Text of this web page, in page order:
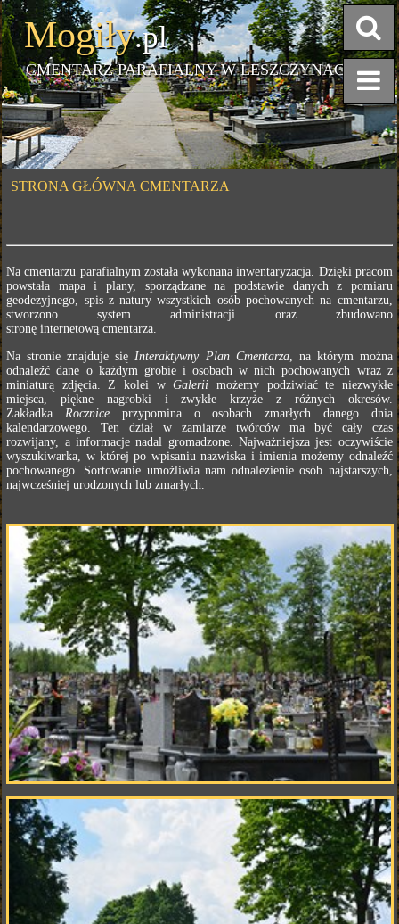
Mogiły.pl
CMENTARZ PARAFIALNY W LESZCZYNACH
STRONA GŁÓWNA CMENTARZA
Na cmentarzu parafialnym została wykonana inwentaryzacja. Dzięki pracom
powstała mapa i plany, sporządzane na podstawie danych z pomiaru
geodezyjnego, spis z natury wszystkich osób pochowanych na cmentarzu,
stworzono system administracji oraz zbudowano
stronę internetową cmentarza.
Na stronie znajduje sięInteraktywny Plan Cmentarza, na którym można
odnaleźć dane o każdym grobie i osobach w nich pochowanych wraz z
miniaturą zdjęcia. Z kolei wGalerii możemy podziwiać te niezwykłe
miejsca, piękne nagrobki i zwykłe krzyże z różnych okresów.
ZakładkaRocznice przypomina o osobach zmarłych danego dnia
kalendarzowego. Ten dział w zamiarze twórców ma być cały czas
rozwijany, a informacje nadal gromadzone. Najważniejsza jest oczywiście
wyszukiwarka, w której po wpisaniu nazwiska i imienia możemy odnaleźć
pochowanego. Sortowanie umożliwia nam odnalezienie osób najstarszych,
najwcześniej urodzonych lub zmarłych.